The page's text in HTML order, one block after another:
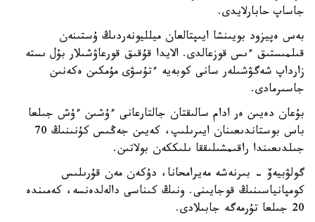
جاساپ حابارلايدى.
بەس ەپيزود بويىنشا ايىپتالعان ميلليونەردىڭ ۇستىنەن
قىلمىستىق ءىس قوزعالدى. الايدا قۇقىق قورعاۋشىلار بۇل ىستە
زارداپ شەگۋشىلەر سانى كوبەيە ءتۇسۋى مۇمكىن ەكەنىن
جاسىرمادى.
بۇعان دەيىن ەر ادام سالىقتان جالتارعانى ءۇشىن ءۇش جىلعا
باس بوستاندىعىنان ايىرىلىپ، كەيىن جەڭىس كۇنىنىڭ 70
جىلدىعىندا راقىمشىلىققا ىلىككەن بولاتىن.
گولۋبيەۆ - بىرنەشە مەيرامحانا، دۇكەن مەن قۇرىلىس
كومپانياسىنىڭ قوجايىنى. ونىڭ كىناسى دالەلدەنسە، كەمىندە
20 جىلعا تۇرمەگە جابىلادى.